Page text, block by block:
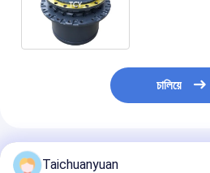
চালিয়ে
แนะนำผลิตภัณฑ์
Taichuanyuan